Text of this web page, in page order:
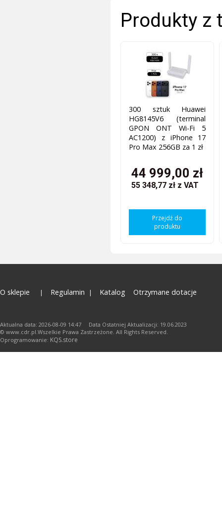
Produkty z
300 sztuk Huawei
HG8145V6 (terminal
GPON ONT Wi-Fi 5
AC1200) z iPhone 17
Pro Max 256GB za 1 zł
44 999,00 zł
55 348,77 zł z VAT
Przejdź do
produktu
O sklepie Regulamin Katalog Otrzymane dotacje
Aktualna data: 2026-08-09 14:47 Data Ostatniej Aktualizacji: 19.06.2023
© www.cdr.pl.Wszelkie Prawa Zastrzeżone. All Rights Reserved.
Oprogramowanie: KQS.store